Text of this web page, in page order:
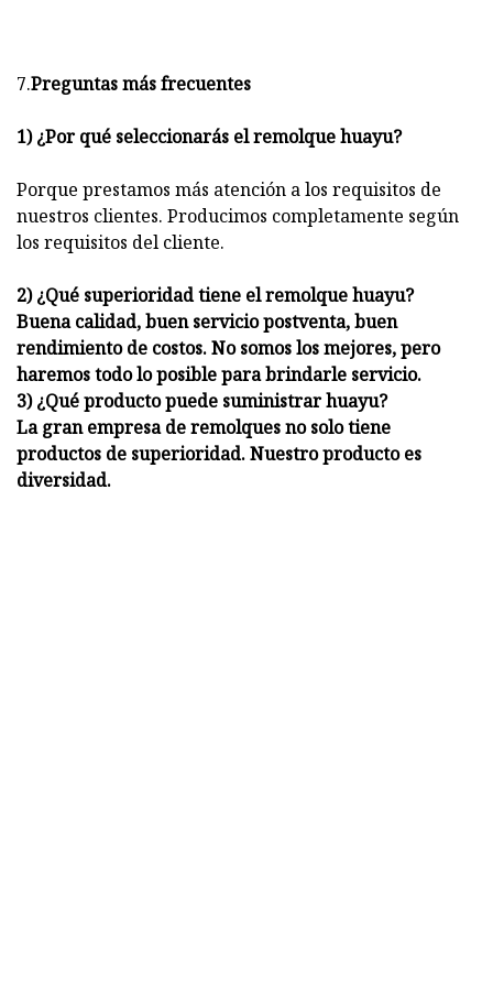
7.Preguntas más frecuentes
1) ¿Por qué seleccionarás el remolque huayu?
Porque prestamos más atención a los requisitos de
nuestros clientes. Producimos completamente según
los requisitos del cliente.
2) ¿Qué superioridad tiene el remolque huayu?
Buena calidad, buen servicio postventa, buen
rendimiento de costos. No somos los mejores, pero
haremos todo lo posible para brindarle servicio.
3) ¿Qué producto puede suministrar huayu?
La gran empresa de remolques no solo tiene
productos de superioridad. Nuestro producto es
diversidad.